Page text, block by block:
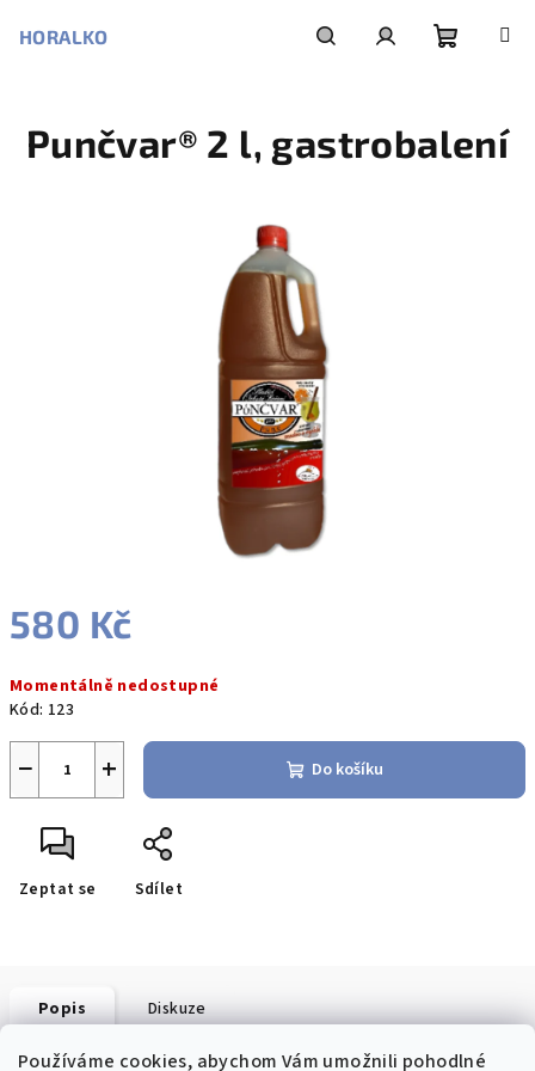
Používáme cookies, abychom Vám umožnili pohodlné
HORALKO
košík
580 Kč
cena:
Momentálně nedostupné
Kód: 123
+
− Do košíku
Zeptat se Sdílet
Punčvar® 2 l, gastrobalení
Popis Diskuze